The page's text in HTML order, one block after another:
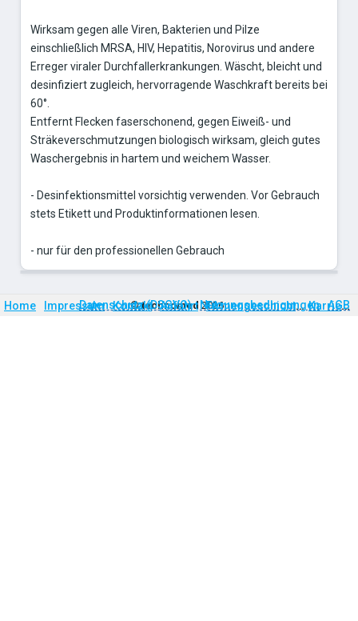
Wirksam gegen alle Viren, Bakterien und Pilze
einschließlich MRSA, HIV, Hepatitis, Norovirus und andere
Erreger viraler Durchfallerkrankungen. Wäscht, bleicht und
desinfiziert zugleich, hervorragende Waschkraft bereits bei
60°.
Entfernt Flecken faserschonend, gegen Eiweiß- und
Sträkeverschmutzungen biologisch wirksam, gleich gutes
Waschergebnis in hartem und weichem Wasser.
- Desinfektionsmittel vorsichtig verwenden. Vor Gebrauch
stets Etikett und Produktinformationen lesen.
- nur für den professionellen Gebrauch
Home Impressum Kontakt Anfahrt Firmengeschichte Karriere
©technomed 2026
Datenschutz (DSGVO) Nutzungsbedingungen AGB